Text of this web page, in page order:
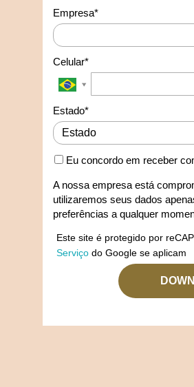
Empresa*
Celular*
Estado*
Eu concordo em receber
A nossa empresa está
utilizaremos seus dados
preferências a qualquer
Este site é protegido por
Serviçodo Google se aplicam